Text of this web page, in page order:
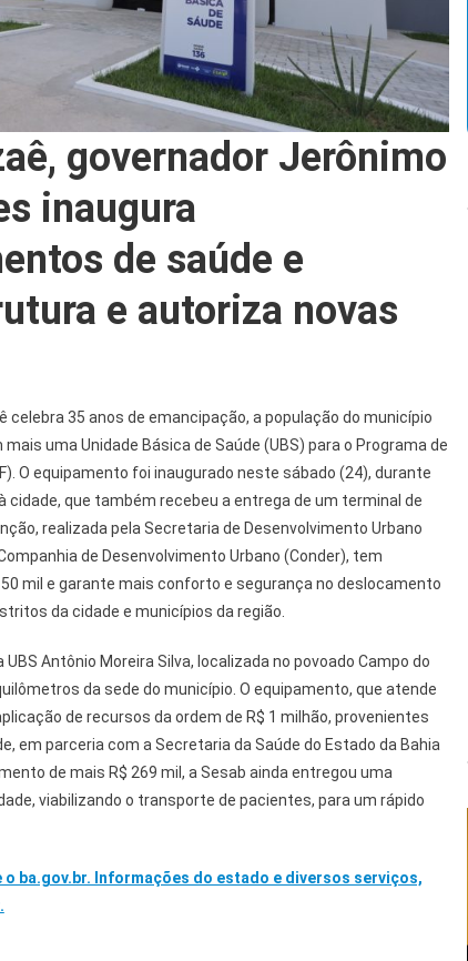
governador Jerônimo
inaugura
de saúde e
e autoriza novas
celebra 35 anos de emancipação, a população do município
uma Unidade Básica de Saúde (UBS) para o Programa de
O equipamento foi inaugurado neste sábado (24), durante
cidade, que também recebeu a entrega de um terminal de
realizada pela Secretaria de Desenvolvimento Urbano
de Desenvolvimento Urbano (Conder), tem
mil e garante mais conforto e segurança no deslocamento
da cidade e municípios da região.
Antônio Moreira Silva, localizada no povoado Campo do
da sede do município. O equipamento, que atende
de recursos da ordem de R$ 1 milhão, provenientes
em parceria com a Secretaria da Saúde do Estado da Bahia
de mais R$ 269 mil, a Sesab ainda entregou uma
viabilizando o transporte de pacientes, para um rápido
o ba.gov.br. Informações do estado e diversos serviços,